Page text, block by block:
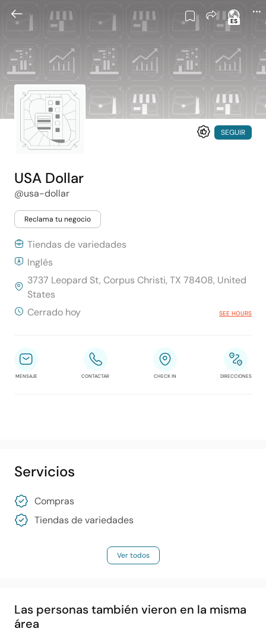
ES
SEGUIR
USA Dollar
@usa-dollar
Reclama tu negocio
Tiendas de variedades
Inglés
3737 Leopard St, Corpus Christi, TX 78408, United
States
Cerrado hoy
SEE HOURS
MENSAJE CONTACTAR CHECK IN DIRECCIONES
Servicios
Compras
Tiendas de variedades
Ver todos
Las personas también vieron en la misma
área